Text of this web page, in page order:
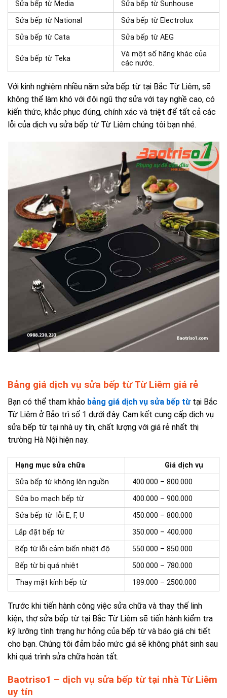
Sửa bếp từ Media
Sửa bếp từ Sunhouse
Sửa bếp từ National
Sửa bếp từ Electrolux
Sửa bếp từ Cata
Sửa bếp từ AEG
Sửa bếp từ Teka
Và một số hãng khác của
các nước.
Với kinh nghiệm nhiều năm sửa bếp từ tại Bắc Từ Liêm, sẽ
không thể làm khó với đội ngũ thợ sửa với tay nghề cao, có
kiến thức, khắc phục đúng, chính xác và triệt để tất cả các
lỗi của dịch vụ sửa bếp từ Từ Liêm chúng tôi bạn nhé.
Bảng giá dịch vụ sửa bếp từ Từ Liêm giá rẻ
Bạn có thể tham khảo bảng giá dịch vụ sửa bếp từ tại Bắc
Từ Liêm ở Bảo trì số 1 dưới đây. Cam kết cung cấp dịch vụ
sửa bếp từ tại nhà uy tín, chất lượng với giá rẻ nhất thị
trường Hà Nội hiện nay.
Hạng mục sửa chữa
Giá dịch vụ
Sửa bếp từ không lên nguồn
400.000 – 800.000
Sửa bo mạch bếp từ
400.000 – 900.000
Sửa bếp từ lỗi E, F, U
450.000 – 800.000
Lắp đặt bếp từ
350.000 – 400.000
Bếp từ lỗi cảm biến nhiệt độ
550.000 – 850.000
Bếp từ bị quá nhiệt
500.000 – 780.000
Thay mặt kính bếp từ
189.000 – 2500.000
Trước khi tiến hành công việc sửa chữa và thay thế linh
kiện, thợ sửa bếp từ tại Bắc Từ Liêm sẽ tiến hành kiểm tra
kỹ lưỡng tình trạng hư hỏng của bếp từ và báo giá chi tiết
cho bạn. Chúng tôi đảm bảo mức giá sẽ không phát sinh sau
khi quá trình sửa chữa hoàn tất.
Baotriso1 – dịch vụ sửa bếp từ tại nhà Từ Liêm
uy tín